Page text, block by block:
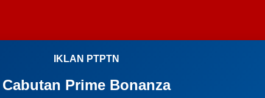
IKLAN PTPTN
Cabutan Prime Bonanza